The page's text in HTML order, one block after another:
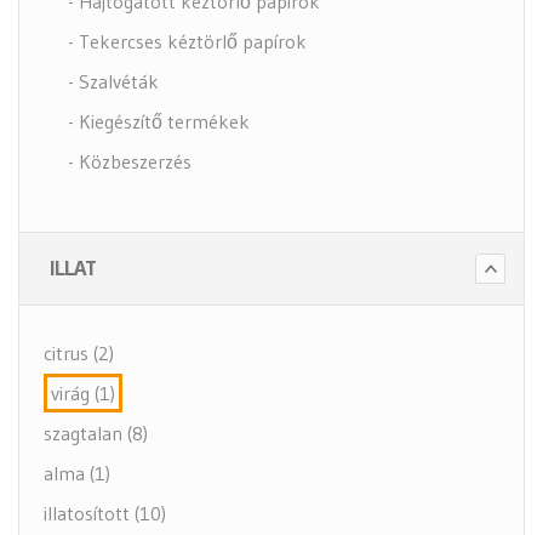
- Tekercses kéztörlő papírok
- Szalvéták
- Kiegészítő termékek
- Közbeszerzés
- Törlő és tisztító papírok
- Hulladék gyűjtők
- Intim betét gyűjtők
- Beteg ápolás
- Toalett papírok
Kiegészítők (5 alkategória)
ILLAT
citrus (2)
virág (1)
szagtalan (8)
alma (1)
illatosított (10)